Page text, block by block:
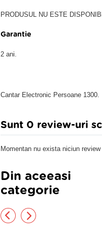
PRODUSUL NU ESTE
Garantie
2 ani.
Cantar Electronic Persoane 1300.
Sunt 0 review-uri
Momentan nu exista niciun
Din aceeasi
categorie